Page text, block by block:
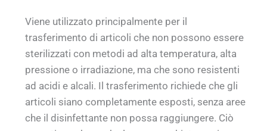
Viene utilizzato principalmente per il
trasferimento di articoli che non possono essere
sterilizzati con metodi ad alta temperatura, alta
pressione o irradiazione, ma che sono resistenti
ad acidi e alcali. Il trasferimento richiede che gli
articoli siano completamente esposti, senza aree
che il disinfettante non possa raggiungere. Ciò